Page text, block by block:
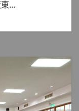
...